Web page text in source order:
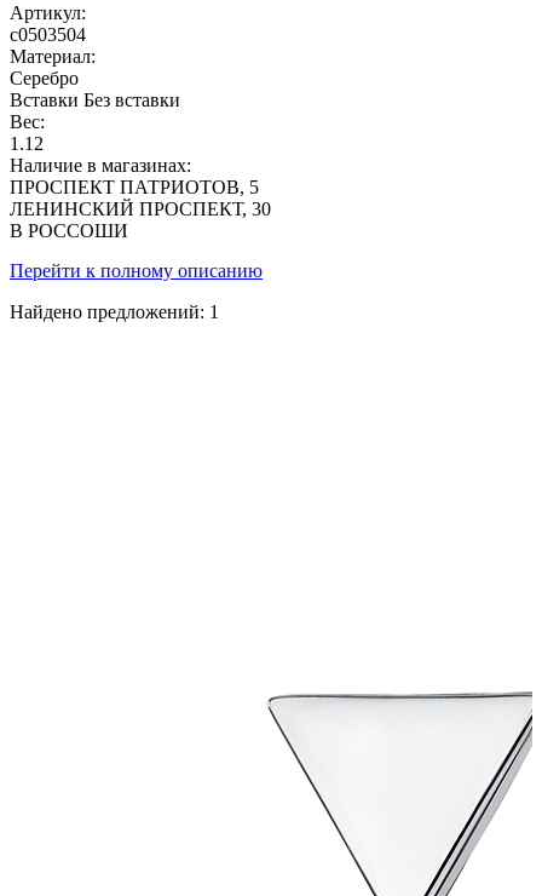
Артикул:
с0503504
Материал:
Серебро
Вставки Без вставки
Вес:
1.12
Наличие в магазинах:
ПРОСПЕКТ ПАТРИОТОВ, 5
ЛЕНИНСКИЙ ПРОСПЕКТ, 30
В РОССОШИ
Перейти к полному описанию
Найдено предложений: 1